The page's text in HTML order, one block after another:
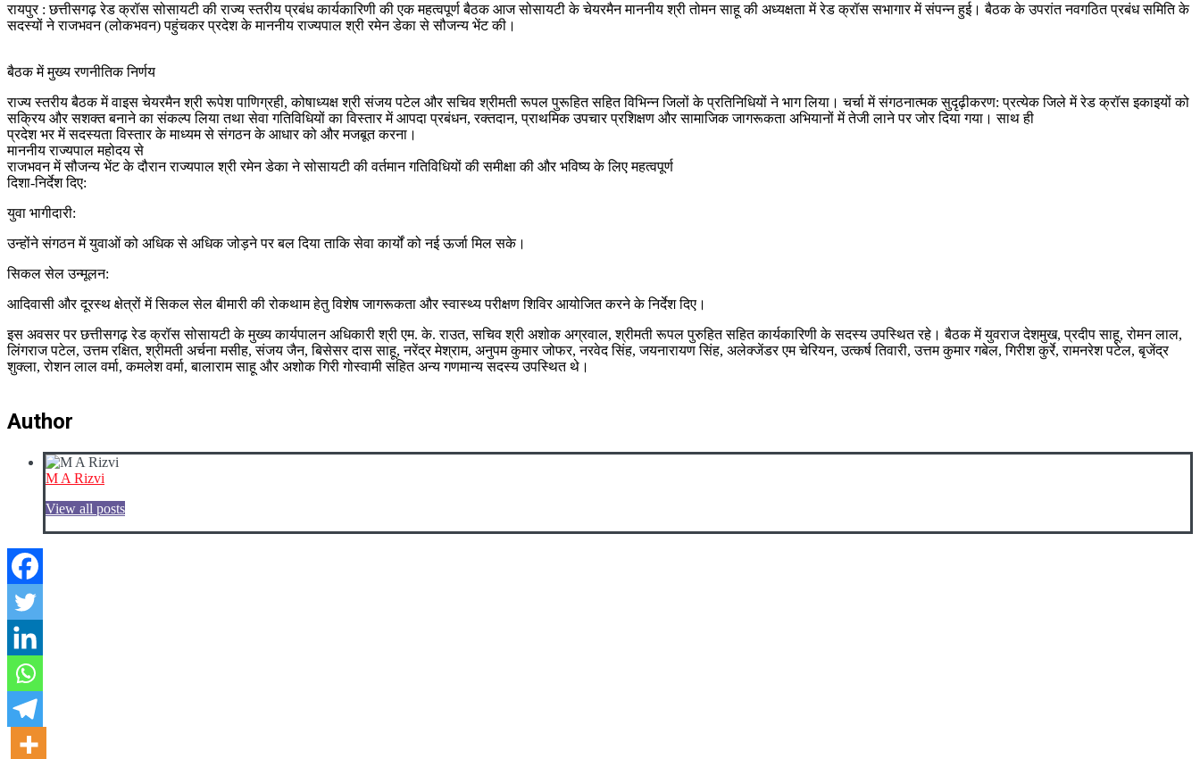
​रायपुर : ​छत्तीसगढ़ रेड क्रॉस सोसायटी की राज्य स्तरीय प्रबंध कार्यकारिणी की एक महत्वपूर्ण बैठक आज सोसायटी के चेयरमैन माननीय श्री तोमन साहू की अध्यक्षता में रेड क्रॉस सभागार में संपन्न हुई। बैठक के उपरांत नवगठित प्रबंध समिति के
सदस्यों ने राजभवन (लोकभवन) पहुंचकर प्रदेश के माननीय राज्यपाल श्री रमेन डेका से सौजन्य भेंट की।
​बैठक में मुख्य रणनीतिक निर्णय
​राज्य स्तरीय बैठक में वाइस चेयरमैन श्री रूपेश पाणिग्रही, कोषाध्यक्ष श्री संजय पटेल और सचिव श्रीमती रूपल पुरूहित सहित विभिन्न जिलों के प्रतिनिधियों ने भाग लिया। चर्चा में ​संगठनात्मक सुदृढ़ीकरण: प्रत्येक जिले में रेड क्रॉस इकाइयों को
सक्रिय और सशक्त बनाने का संकल्प लिया तथा ​सेवा गतिविधियों का विस्तार में आपदा प्रबंधन, रक्तदान, प्राथमिक उपचार प्रशिक्षण और सामाजिक जागरूकता अभियानों में तेजी लाने पर जोर दिया गया। साथ ही
प्रदेश भर में सदस्यता विस्तार के माध्यम से संगठन के आधार को और मजबूत करना।
​माननीय राज्यपाल महोदय से
​राजभवन में सौजन्य भेंट के दौरान राज्यपाल श्री रमेन डेका ने सोसायटी की वर्तमान गतिविधियों की समीक्षा की और भविष्य के लिए महत्वपूर्ण
दिशा-निर्देश दिए:
​युवा भागीदारी:
उन्होंने संगठन में युवाओं को अधिक से अधिक जोड़ने पर बल दिया ताकि सेवा कार्यों को नई ऊर्जा मिल सके।
​सिकल सेल उन्मूलन:
आदिवासी और दूरस्थ क्षेत्रों में सिकल सेल बीमारी की रोकथाम हेतु विशेष जागरूकता और स्वास्थ्य परीक्षण शिविर आयोजित करने के निर्देश दिए।
​इस अवसर पर छत्तीसगढ़ रेड क्रॉस सोसायटी के मुख्य कार्यपालन अधिकारी श्री एम. के. राउत, सचिव श्री अशोक अग्रवाल, श्रीमती रूपल पुरुहित सहित कार्यकारिणी के सदस्य उपस्थित रहे। ​बैठक में युवराज देशमुख, प्रदीप साहू, रोमन लाल,
लिंगराज पटेल, उत्तम रक्षित, श्रीमती अर्चना मसीह, संजय जैन, बिसेसर दास साहू, नरेंद्र मेश्राम, अनुपम कुमार जोफर, नरवेद सिंह, जयनारायण सिंह, अलेक्जेंडर एम चेरियन, उत्कर्ष तिवारी, उत्तम कुमार गबेल, गिरीश कुर्रे, रामनरेश पटेल, बृजेंद्र
शुक्ला, रोशन लाल वर्मा, कमलेश वर्मा, बालाराम साहू और अशोक गिरी गोस्वामी सहित अन्य गणमान्य सदस्य उपस्थित थे।
Author
M A Rizvi
View all posts